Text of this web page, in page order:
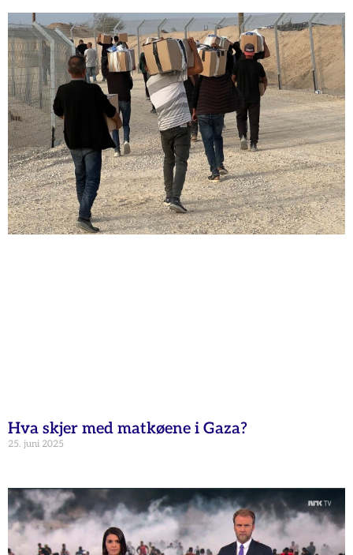
Hva skjer med matkøene i Gaza?
25. juni 2025